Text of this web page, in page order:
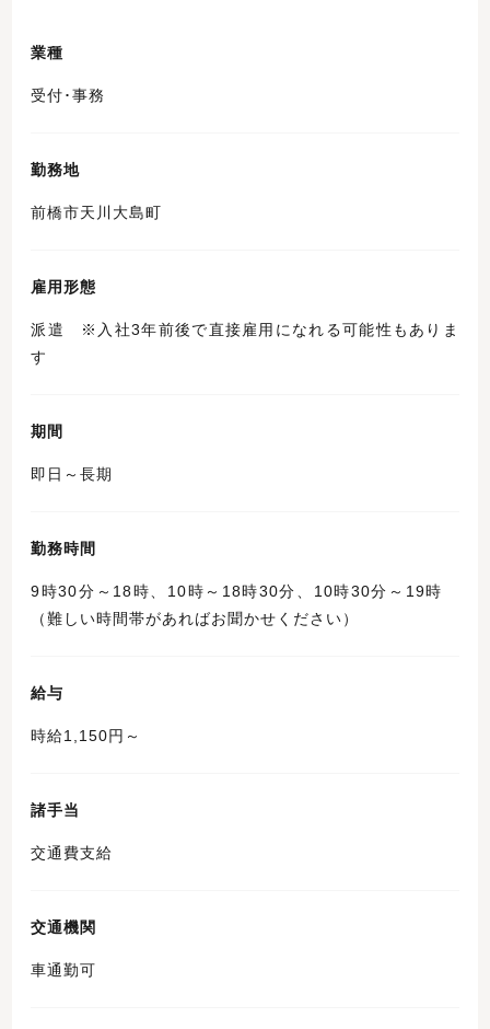
業種
受付･事務
勤務地
前橋市天川大島町
雇用形態
派遣 ※入社3年前後で直接雇用になれる可能性もありま
す
期間
即日～長期
勤務時間
9時30分～18時、10時～18時30分、10時30分～19時
（難しい時間帯があればお聞かせください）
給与
時給1,150円～
諸手当
交通費支給
交通機関
車通勤可